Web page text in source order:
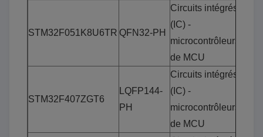
STM32F051K8U6TR QFN32-PH
Circuits intégrés
(IC) -
microcontrôleurs
de MCU
STM32F407ZGT6
LQFP144-
PH
Circuits intégrés
(IC) -
microcontrôleurs
de MCU